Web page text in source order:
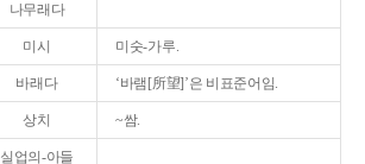
나무래다
미시 미숫-가루.
바래다 ‘바램[所望]’은 비표준어임.
상치 ~쌈.
실업의-아들